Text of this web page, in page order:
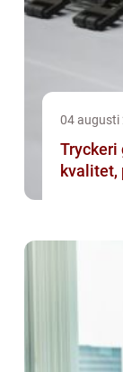
04 augusti
Tryckeri
kvalitet,